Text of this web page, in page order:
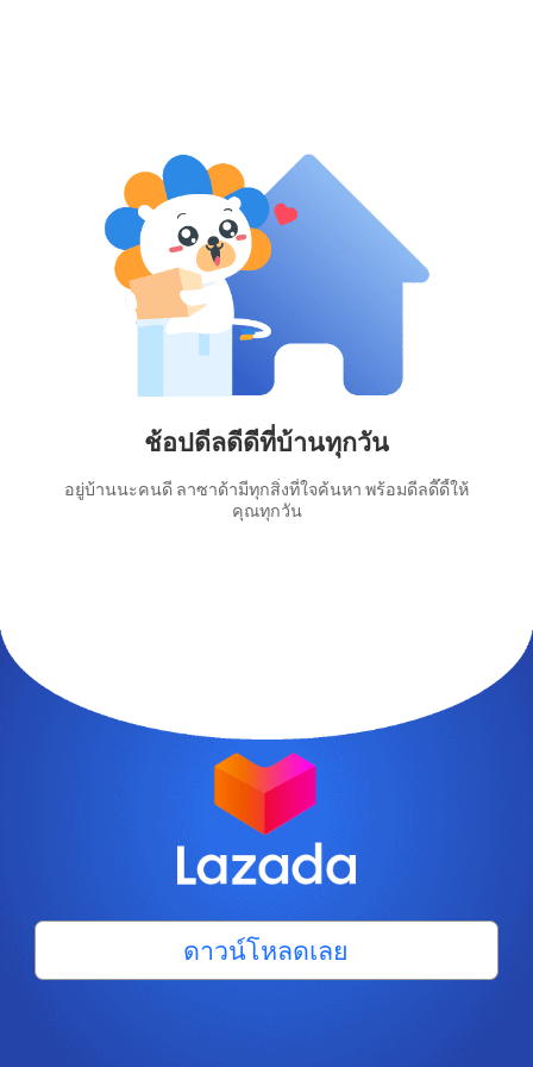
ช้อปดีลดีดีที่บ้านทุกวัน
อยู่บ้านนะคนดี ลาซาด้ามีทุกสิ่งที่ใจค้นหา พร้อมดีลดี๊ดี้ให้
คุณทุกวัน
ดาวน์โหลดเลย